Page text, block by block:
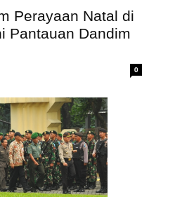
Perayaan Natal di
Pantauan Dandim
0